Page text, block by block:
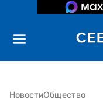
НовостиОбщество